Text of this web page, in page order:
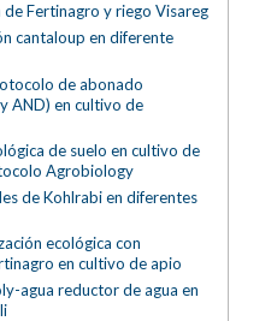
Fertinagro y riego Visareg
cantaloup en diferente
de abonado
AND) en cultivo de
de suelo en cultivo de
Agrobiology
de Kohlrabi en diferentes
ecológica con
en cultivo de apio
agua reductor de agua en